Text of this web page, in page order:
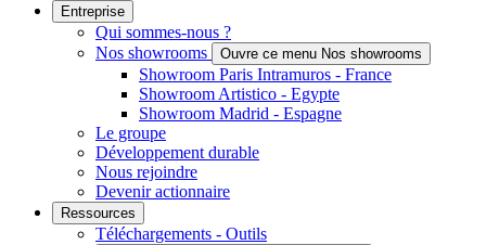
Entreprise
Qui sommes-nous ?
Nos showrooms
Ouvre ce menu Nos showrooms
Showroom Paris Intramuros - France
Showroom Artistico - Egypte
Showroom Madrid - Espagne
Le groupe
Développement durable
Nous rejoindre
Devenir actionnaire
Ressources
Téléchargements - Outils